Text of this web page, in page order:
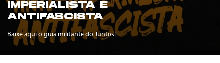
IMPERIALISTA E
ANTIFASCISTA
Baixe aqui o guia militante do Juntos!